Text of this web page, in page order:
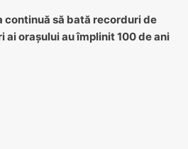
continuă să bată recorduri de
orașului au împlinit 100 de ani